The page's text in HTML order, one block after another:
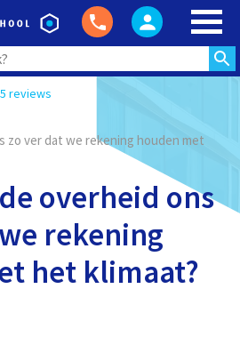
reviews
zo ver dat we rekening houden met
overheid ons
rekening
het klimaat?